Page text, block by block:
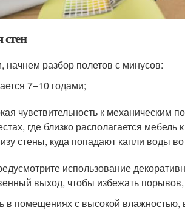
начнем разбор полетов с минусов:
7–10 годами;
чувствительность к
где близко располагается мебель
стены, куда попадают капли воды
использование
выход, чтобы избежать порывов,
в помещениях с высокой влажностью,